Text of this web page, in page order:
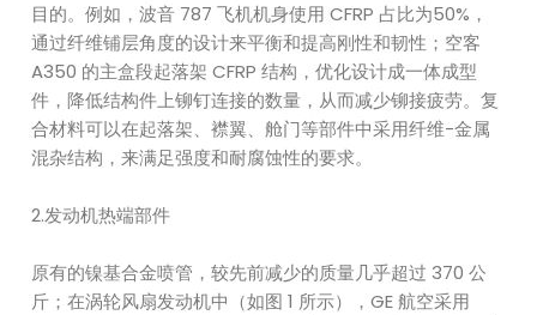
目的。例如，波音 787 飞机机身使用 CFRP 占比为50%，
通过纤维铺层角度的设计来平衡和提高刚性和韧性；空客
A350 的主盒段起落架 CFRP 结构，优化设计成一体成型
件，降低结构件上铆钉连接的数量，从而减少铆接疲劳。复
合材料可以在起落架、襟翼、舱门等部件中采用纤维-金属
混杂结构，来满足强度和耐腐蚀性的要求。
2.发动机热端部件
原有的镍基合金喷管，较先前减少的质量几乎超过 370 公
斤；在涡轮风扇发动机中（如图 1 所示），GE 航空采用